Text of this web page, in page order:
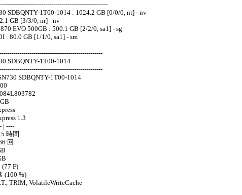
SDBQNTY-1T00-1014 : 1024.2 GB [0/0/0, nt] - nv
GB [3/3/0, nr] - nv
EVO 500GB : 500.1 GB [2/2/0, sa1] - sg
: 80.0 GB [1/1/0, sa1] - sm
SDBQNTY-1T00-1014
SDBQNTY-1T00-1014
1.3
| ----
時間
回
(77 F)
(100 %)
TRIM, VolatileWriteCache